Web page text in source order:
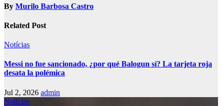
By Murilo Barbosa Castro
Related Post
Notícias
Messi no fue sancionado, ¿por qué Balogun sí? La tarjeta roja
desata la polémica
Jul 2, 2026 admin
Notícias